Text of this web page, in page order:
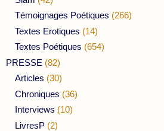
Témoignages Poétiques (266)
Textes Erotiques (14)
Textes Poétiques (654)
PRESSE (82)
Articles (30)
Chroniques (36)
Interviews (10)
LivresP (2)